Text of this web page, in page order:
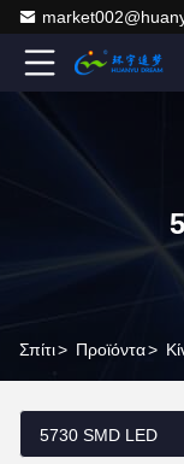
Σπίτι> Προϊόντα>
5730 SMD LED